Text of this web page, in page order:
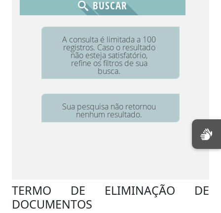
TERMO DE ELIMINAÇÃO DE
DOCUMENTOS